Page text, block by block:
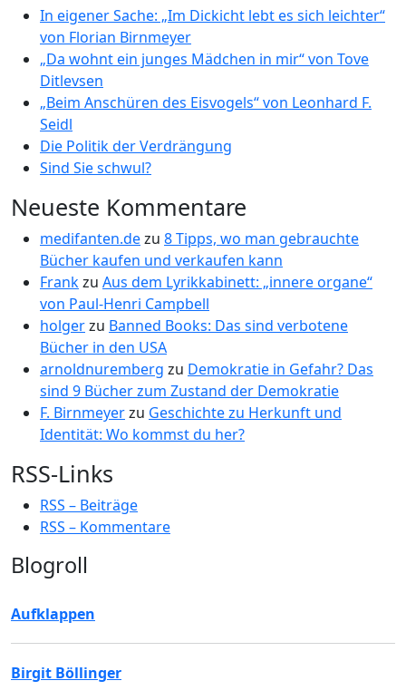
In eigener Sache: „Im Dickicht lebt es sich leichter“
von Florian Birnmeyer
„Da wohnt ein junges Mädchen in mir“ von Tove
Ditlevsen
„Beim Anschüren des Eisvogels“ von Leonhard F.
Seidl
Die Politik der Verdrängung
Sind Sie schwul?
Neueste Kommentare
medifanten.dezu 8 Tipps, wo man gebrauchte
Bücher kaufen und verkaufen kann
Frankzu Aus dem Lyrikkabinett: „innere organe“
von Paul-Henri Campbell
holgerzu Banned Books: Das sind verbotene
Bücher in den USA
arnoldnuremberg zu Demokratie in Gefahr? Das
sind 9 Bücher zum Zustand der Demokratie
F. Birnmeyerzu Geschichte zu Herkunft und
Identität: Wo kommst du her?
RSS-Links
RSS – Beiträge
RSS – Kommentare
Blogroll
Aufklappen
Birgit Böllinger